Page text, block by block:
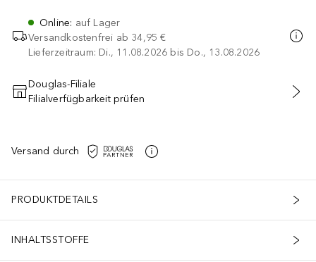
Online: auf Lager
Versandkostenfrei ab 34,95 €
Lieferzeitraum: Di., 11.08.2026 bis Do., 13.08.2026
IN DEN WARENKORB
Douglas-Filiale
Filialverfügbarkeit prüfen
Versand durch
PRODUKTDETAILS
INHALTSSTOFFE